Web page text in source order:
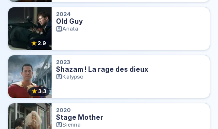
★ 2.9
2024
Old Guy
Anata
★3.3
2023
Shazam ! La rage des dieux
Kalypso
2020
Stage Mother
Sienna